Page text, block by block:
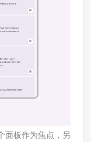
面板作为焦点，另